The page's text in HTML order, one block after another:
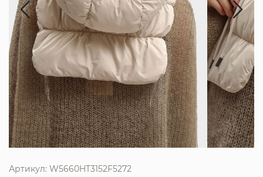
Артикул: W5660HT3152F5272